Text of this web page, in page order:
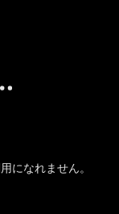
になれません。